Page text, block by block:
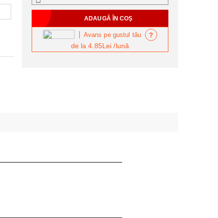
de la4.85Lei/lună
Avans pe gustul tău ?